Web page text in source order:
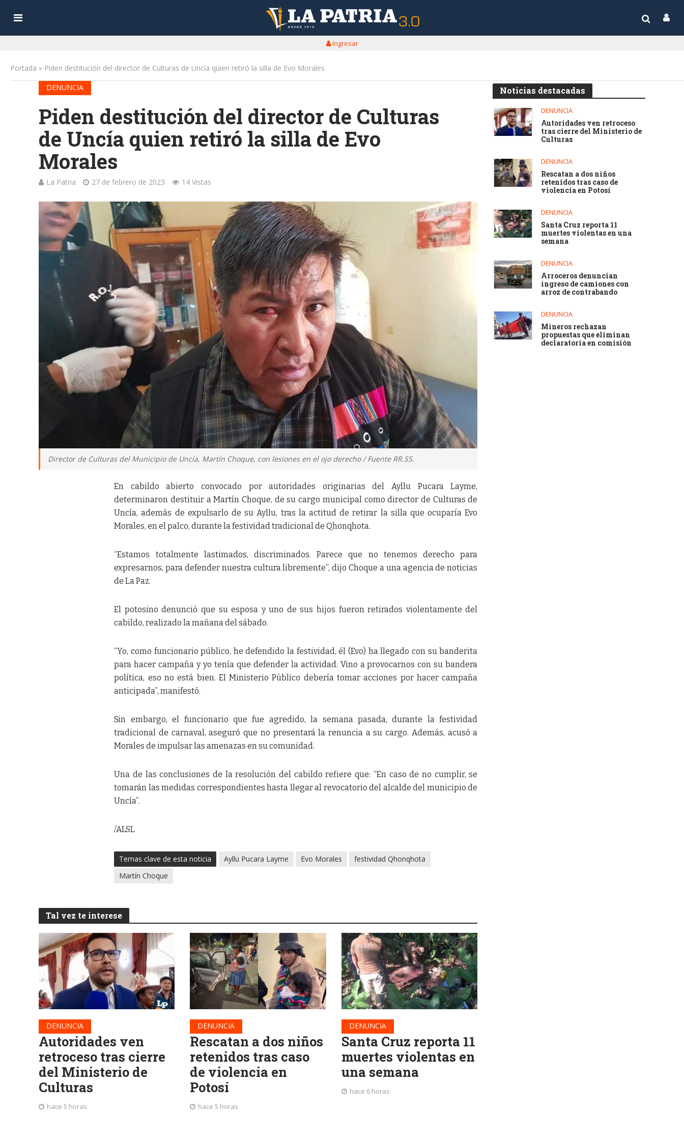
Ingresar
Portada » Piden destitución del director de Culturas de Uncía quien retiró la silla de Evo Morales
DENUNCIA
Piden destitución del director de Culturas
de Uncía quien retiró la silla de Evo
Morales
La Patria 27 de febrero de 2023 14 Vistas
Director de Culturas del Municipio de Uncía, Martín Choque, con lesiones en el ojo derecho / Fuente RR.SS.
En cabildo abierto convocado por autoridades originarias del Ayllu Pucara Layme,
determinaron destituir a Martín Choque, de su cargo municipal como director de Culturas de
Uncía, además de expulsarlo de su Ayllu, tras la actitud de retirar la silla que ocuparía Evo
Morales, en el palco, durante la festividad tradicional de Qhonqhota.
“Estamos totalmente lastimados, discriminados. Parece que no tenemos derecho para
expresarnos, para defender nuestra cultura libremente”, dijo Choque a una agencia de noticias
de La Paz.
El potosino denunció que su esposa y uno de sus hijos fueron retirados violentamente del
cabildo, realizado la mañana del sábado.
“Yo, como funcionario público, he defendido la festividad, él (Evo) ha llegado con su banderita
para hacer campaña y yo tenía que defender la actividad. Vino a provocarnos con su bandera
política, eso no está bien. El Ministerio Público debería tomar acciones por hacer campaña
anticipada”, manifestó.
Sin embargo, el funcionario que fue agredido, la semana pasada, durante la festividad
tradicional de carnaval, aseguró que no presentará la renuncia a su cargo. Además, acusó a
Morales de impulsar las amenazas en su comunidad.
Una de las conclusiones de la resolución del cabildo refiere que: “En caso de no cumplir, se
tomarán las medidas correspondientes hasta llegar al revocatorio del alcalde del municipio de
Uncía”.
/ALSL
Temas clave de esta noticia Ayllu Pucara Layme Evo Morales
festividad Qhonqhota
Martín Choque
Tal vez te interese
DENUNCIA
Autoridades ven
retroceso tras cierre
del Ministerio de
Culturas
hace 5 horas
DENUNCIA
Rescatan a dos niños
retenidos tras caso
de violencia en
Potosí
hace 5 horas
DENUNCIA
Santa Cruz reporta 11
muertes violentas en
una semana
hace 6 horas
Noticias destacadas
DENUNCIA
Autoridades ven retroceso
tras cierre del Ministerio de
Culturas
DENUNCIA
Rescatan a dos niños
retenidos tras caso de
violencia en Potosí
DENUNCIA
Santa Cruz reporta 11
muertes violentas en una
semana
DENUNCIA
Arroceros denuncian
ingreso de camiones con
arroz de contrabando
DENUNCIA
Mineros rechazan
propuestas que eliminan
declaratoria en comisión